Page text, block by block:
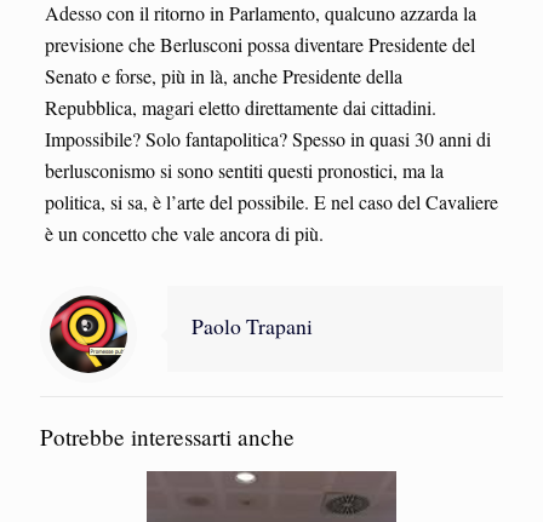
Adesso con il ritorno in Parlamento, qualcuno azzarda la
previsione che Berlusconi possa diventare Presidente del
Senato e forse, più in là, anche Presidente della
Repubblica, magari eletto direttamente dai cittadini.
Impossibile? Solo fantapolitica? Spesso in quasi 30 anni di
berlusconismo si sono sentiti questi pronostici, ma la
politica, si sa, è l’arte del possibile. E nel caso del Cavaliere
è un concetto che vale ancora di più.
Paolo Trapani
Potrebbe interessarti anche